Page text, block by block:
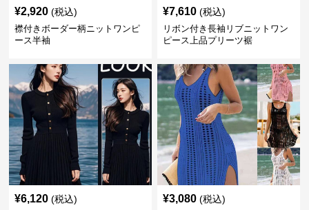
¥2,920 (税込)
襟付きボーダー柄ニットワンピ
ース半袖
¥7,610 (税込)
リボン付き長袖リブニットワン
ピース上品プリーツ裾
¥6,120 (税込) ¥3,080 (税込)